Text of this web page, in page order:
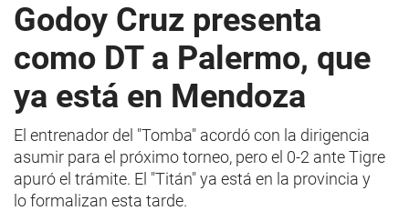
Godoy Cruz presenta
como DT a Palermo, que
ya está en Mendoza
El entrenador del "Tomba" acordó con la dirigencia
asumir para el próximo torneo, pero el 0-2 ante Tigre
apuró el trámite. El "Titán" ya está en la provincia y
lo formalizan esta tarde.